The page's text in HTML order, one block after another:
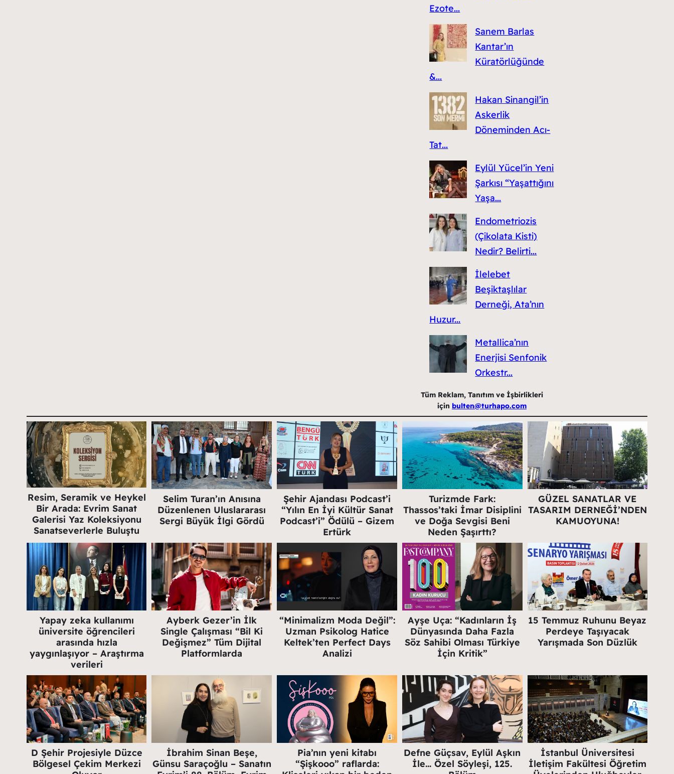
Ezote...
Sanem Barlas
Kantar’ın
Küratörlüğünde
&...
Hakan Sinangil’in
Askerlik
Döneminden Acı-
Tat...
Eylül Yücel’in Yeni
Şarkısı “Yaşattığını
Yaşa...
Endometriozis
(Çikolata Kisti)
Nedir? Belirti...
İlelebet
Beşiktaşlılar
Derneği, Ata’nın
Huzur...
Metallica’nın
Enerjisi Senfonik
Orkestr...
Tüm Reklam, Tanıtım ve İşbirlikleri
için bulten@turhapo.com
Resim, Seramik ve Heykel
Bir Arada: Evrim Sanat
Galerisi Yaz Koleksiyonu
Sanatseverlerle Buluştu
Selim Turan’ın Anısına
Düzenlenen Uluslararası
Sergi Büyük İlgi Gördü
Şehir Ajandası Podcast’i
“Yılın En İyi Kültür Sanat
Podcast’i” Ödülü – Gizem
Ertürk
Turizmde Fark:
Thassos’taki İmar Disiplini
ve Doğa Sevgisi Beni
Neden Şaşırttı?
GÜZEL SANATLAR VE
TASARIM DERNEĞİ’NDEN
KAMUOYUNA!
Yapay zeka kullanımı
üniversite öğrencileri
arasında hızla
yaygınlaşıyor – Araştırma
verileri
Ayberk Gezer’in İlk
Single Çalışması “Bil Ki
Değişmez” Tüm Dijital
Platformlarda
“Minimalizm Moda Değil”:
Uzman Psikolog Hatice
Keltek’ten Perfect Days
Analizi
Ayşe Uça: “Kadınların İş
Dünyasında Daha Fazla
Söz Sahibi Olması Türkiye
İçin Kritik”
15 Temmuz Ruhunu Beyaz
Perdeye Taşıyacak
Yarışmada Son Düzlük
D Şehir Projesiyle Düzce
Bölgesel Çekim Merkezi
İbrahim Sinan Beşe,
Günsu Saraçoğlu – Sanatın
Pia’nın yeni kitabı
“Şişkooo” raflarda:
Defne Güçsav, Eylül Aşkın
İle… Özel Söyleşi, 125.
İstanbul Üniversitesi
İletişim Fakültesi Öğretim